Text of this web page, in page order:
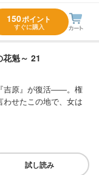
150ポイント
すぐに購入
魁～ 21
吉原』が復活――。権
せたこの地で、女は
試し読み